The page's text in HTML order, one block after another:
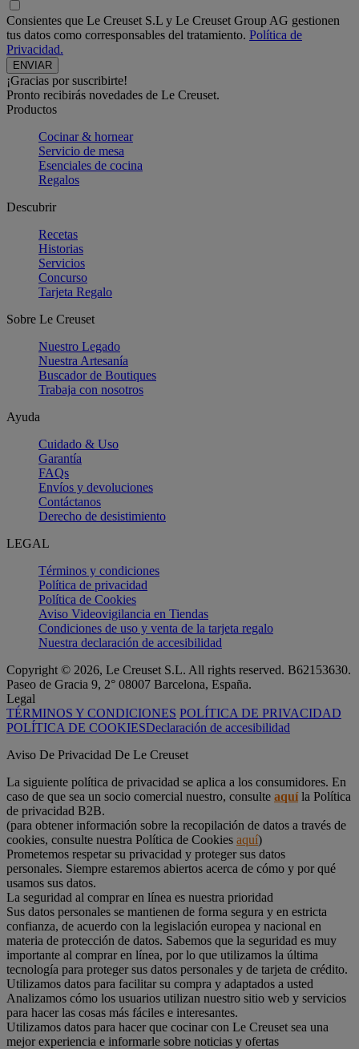
Consientes que Le Creuset S.L y Le Creuset Group AG gestionen
tus datos como corresponsables del tratamiento. Política de
Privacidad.
¡Gracias por suscribirte!
Pronto recibirás novedades de Le Creuset.
Productos
Cocinar & hornear
Servicio de mesa
Esenciales de cocina
Regalos
Descubrir
Recetas
Historias
Servicios
Concurso
Tarjeta Regalo
Sobre Le Creuset
Nuestro Legado
Nuestra Artesanía
Buscador de Boutiques
Trabaja con nosotros
Ayuda
Cuidado & Uso
Garantía
FAQs
Envíos y devoluciones
Contáctanos
Derecho de desistimiento
LEGAL
Términos y condiciones
Política de privacidad
Política de Cookies
Aviso Videovigilancia en Tiendas
Condiciones de uso y venta de la tarjeta regalo
Nuestra declaración de accesibilidad
Copyright © 2026, Le Creuset S.L. All rights reserved. B62153630.
Paseo de Gracia 9, 2° 08007 Barcelona, España.
Legal
TÉRMINOS Y CONDICIONES POLÍTICA DE PRIVACIDAD
POLÍTICA DE COOKIESDeclaración de accesibilidad
Aviso De Privacidad De Le Creuset
La siguiente política de privacidad se aplica a los consumidores. En
caso de que sea un socio comercial nuestro, consulte aquíla Política
de privacidad B2B.
(para obtener información sobre la recopilación de datos a través de
cookies, consulte nuestra Política de Cookies aquí)
Prometemos respetar su privacidad y proteger sus datos
personales. Siempre estaremos abiertos acerca de cómo y por qué
usamos sus datos.
La seguridad al comprar en línea es nuestra prioridad
Sus datos personales se mantienen de forma segura y en estricta
confianza, de acuerdo con la legislación europea y nacional en
materia de protección de datos. Sabemos que la seguridad es muy
importante al comprar en línea, por lo que utilizamos la última
tecnología para proteger sus datos personales y de tarjeta de crédito.
Utilizamos datos para facilitar su compra y adaptados a usted
Analizamos cómo los usuarios utilizan nuestro sitio web y servicios
para hacer las cosas más fáciles e interesantes.
Utilizamos datos para hacer que cocinar con Le Creuset sea una
mejor experiencia e informarle sobre noticias y ofertas